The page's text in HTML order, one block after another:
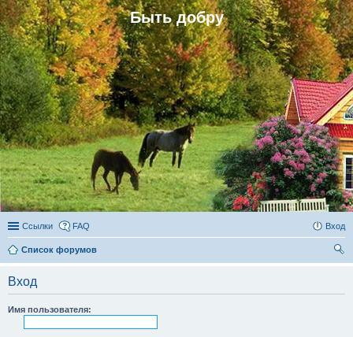
Быть добру
Ссылки FAQ Вход
Список форумов
Вход
Имя пользователя: